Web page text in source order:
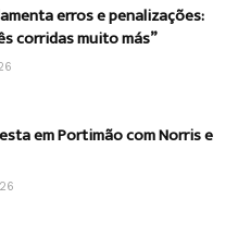
erros e penalizações:
corridas muito más”
em Portimão com Norris e